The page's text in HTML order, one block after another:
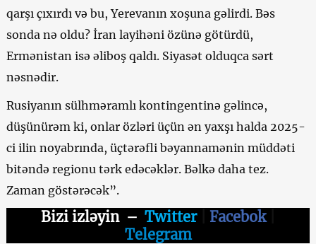
qarşı çıxırdı və bu, Yerevanın xoşuna gəlirdi. Bəs
sonda nə oldu? İran layihəni özünə götürdü,
Ermənistan isə əliboş qaldı. Siyasət olduqca sərt
nəsnədir.
Rusiyanın sülhməramlı kontingentinə gəlincə,
düşünürəm ki, onlar özləri üçün ən yaxşı halda 2025-
ci ilin noyabrında, üçtərəfli bəyannamənin müddəti
bitəndə regionu tərk edəcəklər. Bəlkə daha tez.
Zaman göstərəcək”.
Bizi izləyin– Twitter| Facebok
Telegram